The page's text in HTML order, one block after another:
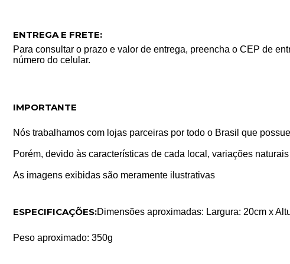
ENTREGA E FRETE:
Para consultar o prazo e valor de entrega, preencha o CEP de
número do celular.
IMPORTANTE
Nós trabalhamos com lojas parceiras por todo o Brasil que
Porém, devido às características de cada local, variações
As imagens exibidas são meramente ilustrativas
ESPECIFICAÇÕES:Dimensões aproximadas: Largura: 20cm x
Peso aproximado: 350g